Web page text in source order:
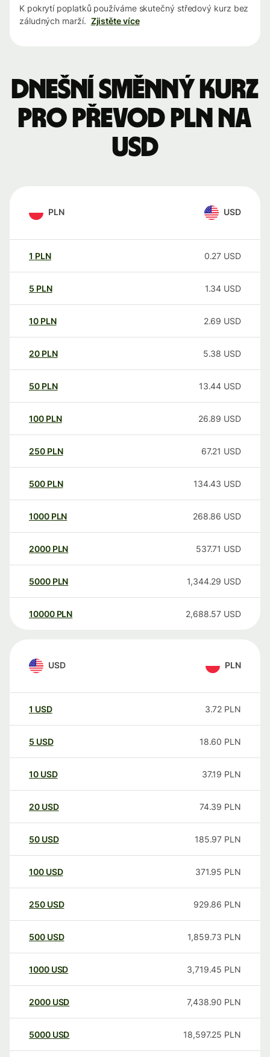
K pokrytí poplatků používáme skutečný středový kurz bez
záludných marží. Zjistěte více
Dnešní směnný kurz
pro převod PLN na
USD
PLN USD
1 PLN 0.27 USD
5 PLN 1.34 USD
10 PLN 2.69 USD
20 PLN 5.38 USD
50 PLN 13.44 USD
100 PLN 26.89 USD
250 PLN 67.21 USD
500 PLN 134.43 USD
1000 PLN 268.86 USD
2000 PLN 537.71 USD
5000 PLN 1,344.29 USD
10000 PLN 2,688.57 USD
USD PLN
1 USD 3.72 PLN
5 USD 18.60 PLN
10 USD 37.19 PLN
20 USD 74.39 PLN
50 USD 185.97 PLN
100 USD 371.95 PLN
250 USD 929.86 PLN
500 USD 1,859.73 PLN
1000 USD 3,719.45 PLN
2000 USD 7,438.90 PLN
5000 USD 18,597.25 PLN